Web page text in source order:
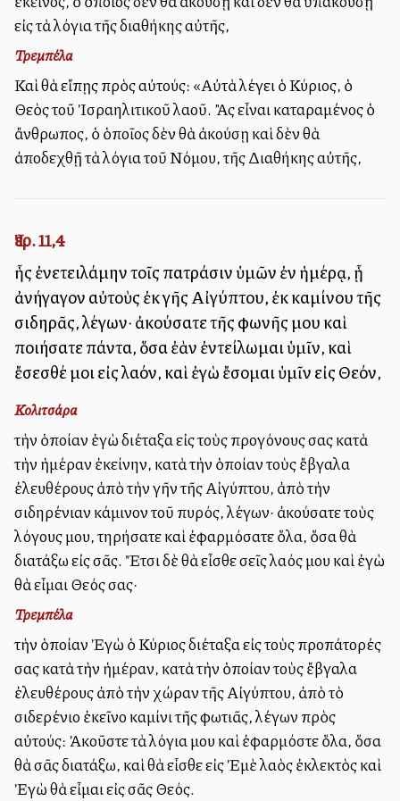
εἰς τὰ λόγια τῆς διαθήκης αὐτῆς,
Τρεμπέλα
Καὶ θὰ εἴπῃς πρὸς αὐτούς: «Αὐτὰ λέγει ὁ Κύριος, ὁ
Θεὸς τοῦ Ἰσραηλιτικοῦ λαοῦ. Ἂς εἶναι καταραμένος ὁ
ἄνθρωπος, ὁ ὁποῖος δὲν θὰ ἀκούσῃ καὶ δὲν θὰ
ἀποδεχθῇ τὰ λόγια τοῦ Νόμου, τῆς Διαθήκης αὐτῆς,
Ἰερ. 11,4
ἧς ἐνετειλάμην τοῖς πατράσιν ὑμῶν ἐν ἡμέρᾳ, ᾗ
ἀνήγαγον αὐτοὺς ἐκ γῆς Αἰγύπτου, ἐκ καμίνου τῆς
σιδηρᾶς, λέγων· ἀκούσατε τῆς φωνῆς μου καὶ
ποιήσατε πάντα, ὅσα ἐὰν ἐντείλωμαι ὑμῖν, καὶ
ἔσεσθέ μοι εἰς λαόν, καὶ ἐγὼ ἔσομαι ὑμῖν εἰς Θεόν,
Κολιτσάρα
τὴν ὁποίαν ἐγὼ διέταξα εἰς τοὺς προγόνους σας κατὰ
τὴν ἡμέραν ἐκείνην, κατὰ τὴν ὁποίαν τοὺς ἔβγαλα
ἐλευθέρους ἀπὸ τὴν γῆν τῆς Αἰγύπτου, ἀπὸ τὴν
σιδηρένιαν κάμινον τοῦ πυρός, λέγων· ἀκούσατε τοὺς
λόγους μου, τηρήσατε καὶ ἐφαρμόσατε ὅλα, ὅσα θὰ
διατάξω εἰς σᾶς. Ἔτσι δὲ θὰ εἶσθε σεῖς λαός μου καὶ ἐγὼ
θὰ εἶμαι Θεός σας·
Τρεμπέλα
τὴν ὁποίαν Ἐγὼ ὁ Κύριος διέταξα εἰς τοὺς προπάτορές
σας κατὰ τὴν ἡμέραν, κατὰ τὴν ὁποίαν τοὺς ἔβγαλα
ἐλευθέρους ἀπὸ τὴν χώραν τῆς Αἰγύπτου, ἀπὸ τὸ
σιδερένιο ἐκεῖνο καμίνι τῆς φωτιᾶς, λέγων πρὸς
αὐτούς: Ἀκοῦστε τὰ λόγια μου καὶ ἐφαρμόστε ὅλα, ὅσα
θὰ σᾶς διατάξω, καὶ θὰ εἶσθε εἰς Ἐμὲ λαὸς ἐκλεκτὸς καὶ
Ἐγὼ θὰ εἶμαι εἰς σᾶς Θεός.